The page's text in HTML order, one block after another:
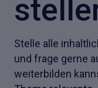
Stelle alle
und frage gerne
weiterbilden